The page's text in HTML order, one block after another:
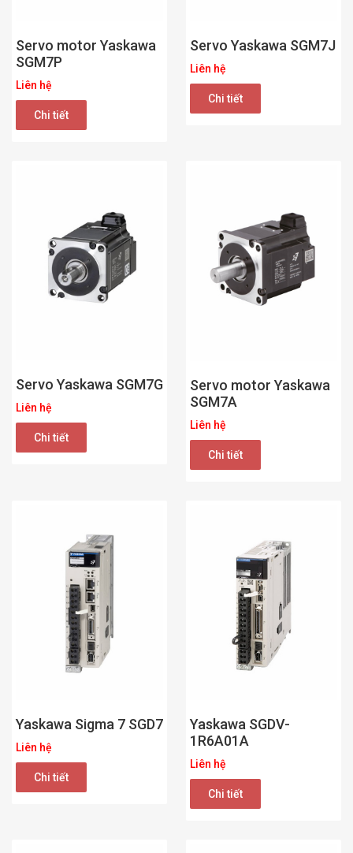
Servo motor Yaskawa
SGM7P
Liên hệ
Chi tiết
Servo Yaskawa SGM7J
Liên hệ
Chi tiết
Servo Yaskawa SGM7G
Liên hệ
Chi tiết
Servo motor Yaskawa
SGM7A
Liên hệ
Chi tiết
Yaskawa Sigma 7 SGD7
Liên hệ
Chi tiết
Yaskawa SGDV-
1R6A01A
Liên hệ
Chi tiết